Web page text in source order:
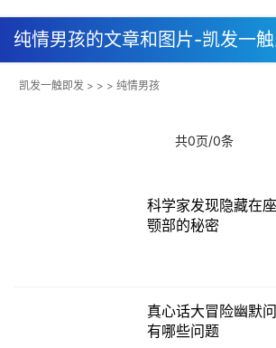
纯情男孩的文章和图片-凯发一
凯发一触即发 > > > 纯情男孩
共0页/0条
科学家发现隐藏在
颚部的秘密
真心话大冒险幽默
有哪些问题